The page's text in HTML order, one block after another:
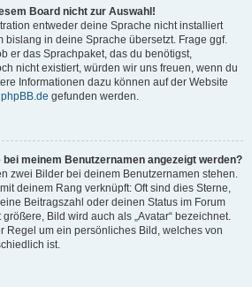
Board nicht zur Auswahl!
entweder deine Sprache nicht installiert
bislang in deine Sprache übersetzt. Frage ggf.
er das Sprachpaket, das du benötigst,
nicht existiert, würden wir uns freuen, wenn du
Informationen dazu können auf der Website
phpBB.de gefunden werden.
meinem Benutzernamen angezeigt werden?
zwei Bilder bei deinem Benutzernamen stehen.
deinem Rang verknüpft: Oft sind dies Sterne,
Beitragszahl oder deinen Status im Forum
Bild wird auch als „Avatar“ bezeichnet.
Regel um ein persönliches Bild, welches von
ist.